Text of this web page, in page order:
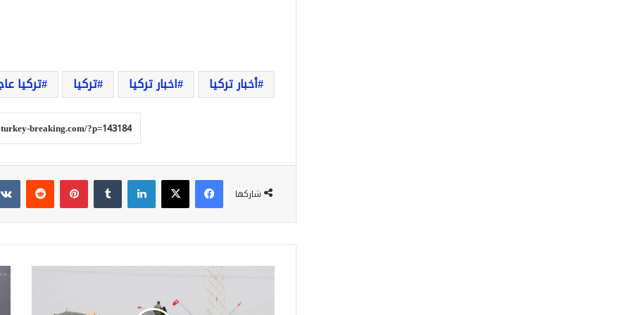
أخبار تركيا اخبار تركيا تركيا تركيا
شاركها
فيسبوك‫X لينكدإن بينتيريست